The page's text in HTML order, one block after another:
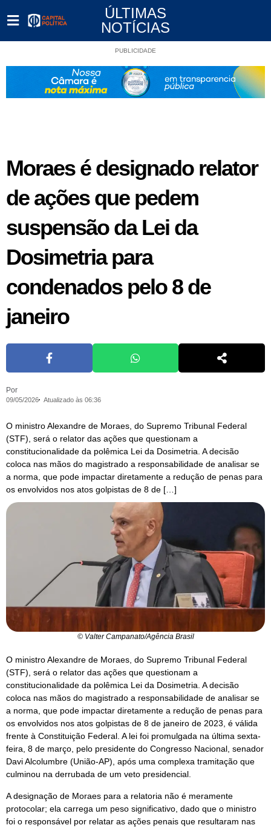
ÚLTIMAS
NOTÍCIAS
PUBLICIDADE
Moraes é designado relator
de ações que pedem
suspensão da Lei da
Dosimetria para
condenados pelo 8 de
janeiro
Por
09/05/2026 Atualizado às 06:36
O ministro Alexandre de Moraes, do Supremo Tribunal Federal
(STF), será o relator das ações que questionam a
constitucionalidade da polêmica Lei da Dosimetria. A decisão
coloca nas mãos do magistrado a responsabilidade de analisar se
a norma, que pode impactar diretamente a redução de penas para
os envolvidos nos atos golpistas de 8 de […]
© Valter Campanato/Agência Brasil
O ministro Alexandre de Moraes, do Supremo Tribunal Federal
(STF), será o relator das ações que questionam a
constitucionalidade da polêmica Lei da Dosimetria. A decisão
coloca nas mãos do magistrado a responsabilidade de analisar se
a norma, que pode impactar diretamente a redução de penas para
os envolvidos nos atos golpistas de 8 de janeiro de 2023, é válida
frente à Constituição Federal. A lei foi promulgada na última sexta-
feira, 8 de março, pelo presidente do Congresso Nacional, senador
Davi Alcolumbre (União-AP), após uma complexa tramitação que
culminou na derrubada de um veto presidencial.
A designação de Moraes para a relatoria não é meramente
protocolar; ela carrega um peso significativo, dado que o ministro
foi o responsável por relatar as ações penais que resultaram nas